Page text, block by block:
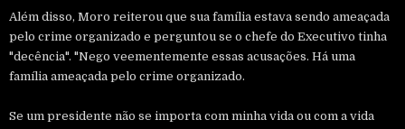
Além disso, Moro reiterou que sua família estava sendo ameaçada
pelo crime organizado e perguntou se o chefe do Executivo tinha
"decência". "Nego veementemente essas acusações. Há uma
família ameaçada pelo crime organizado.
Se um presidente não se importa com minha vida ou com a vida